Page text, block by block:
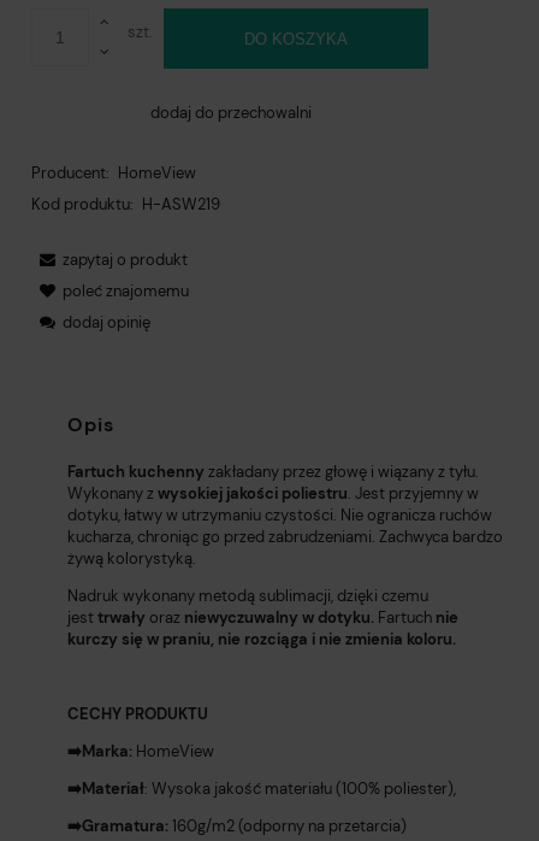
szt. DO KOSZYKA
dodaj do przechowalni
Producent: HomeView
Kod produktu: H-ASW219
zapytaj o produkt
poleć znajomemu
dodaj opinię
Opis
Fartuch kuchenny zakładany przez głowę i wiązany z tyłu.
Wykonany z wysokiej jakości poliestru. Jest przyjemny w
dotyku, łatwy w utrzymaniu czystości. Nie ogranicza ruchów
kucharza, chroniąc go przed zabrudzeniami. Zachwyca bardzo
żywą kolorystyką.
Nadruk wykonany metodą sublimacji, dzięki czemu
jesttrwały oraz niewyczuwalny w dotyku. Fartuch nie
kurczy się w praniu, nie rozciąga i nie zmienia koloru.
CECHY PRODUKTU
➡️Marka: HomeView
➡️Materiał: Wysoka jakość materiału (100% poliester),
➡️Gramatura:160g/m2 (odporny na przetarcia)